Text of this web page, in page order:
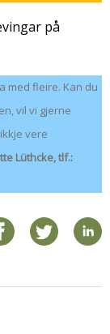
på
med fleire. Kan du
vil vi gjerne
vere
Lüthcke, tlf.: